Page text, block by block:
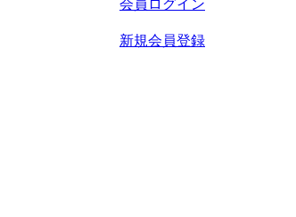
会員ログイン
新規会員登録